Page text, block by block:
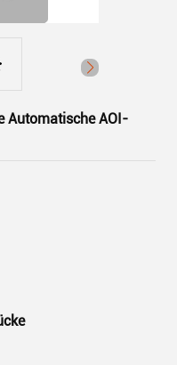
Automatische AOI-